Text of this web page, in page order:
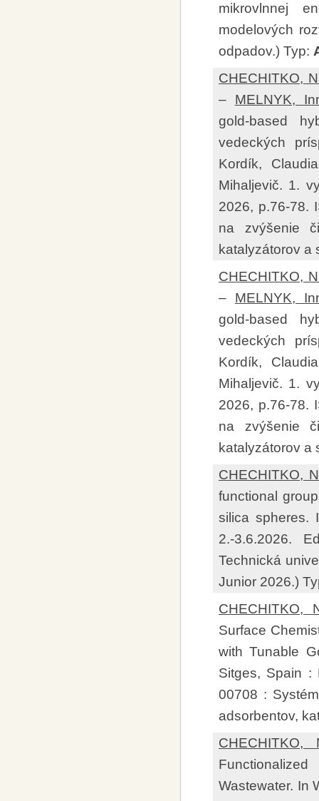
mikrovlnnej
modelových
odpadov.) Typ:
CHECHITKO,
– MELNYK,
gold-based
vedeckých
Kordík,
Mihaljevič. 1.
2026, p.76-78.
na zvýšenie
katalyzátorov a
CHECHITKO,
– MELNYK,
gold-based
vedeckých
Kordík,
Mihaljevič. 1.
2026, p.76-78.
na zvýšenie
katalyzátorov a
CHECHITKO,
functional
silica spheres.
2.-3.6.2026.
Technická
Junior 2026.)
CHECHITKO,
Surface
with Tunable
Sitges, Spain :
00708 :
adsorbentov,
CHECHITKO,
Wastewater. In